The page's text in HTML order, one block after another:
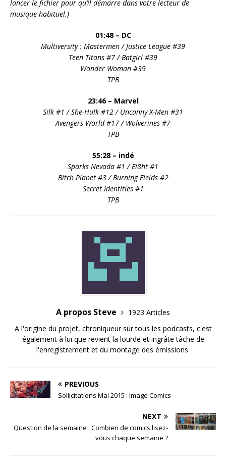
lancer le fichier pour qu’il démarre dans votre lecteur de
musique habituel.)
01:48 – DC
Multiversity : Mastermen / Justice League #39
Teen Titans #7 / Batgirl #39
Wonder Woman #39
TPB
23:46 – Marvel
Silk #1 / She-Hulk #12 / Uncanny X-Men #31
Avengers World #17 / Wolverines #7
TPB
55:28 – indé
Sparks Nevada #1 / Ei8ht #1
Bitch Planet #3 / Burning Fields #2
Secret Identities #1
TPB
A propos Steve
1923 Articles
A l'origine du projet, chroniqueur sur tous les podcasts, c'est
également à lui que revient la lourde et ingrâte tâche de
l'enregistrement et du montage des émissions.
PREVIOUS
Sollicitations Mai 2015 : Image Comics
NEXT
Question de la semaine : Combien de comics lisez-
vous chaque semaine ?